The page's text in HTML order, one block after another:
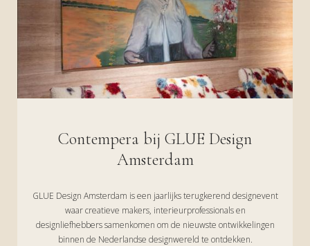
Contempera bij GLUE Design
Amsterdam
GLUE Design Amsterdam is een jaarlijks terugkerend designevent
waar creatieve makers, interieurprofessionals en
designliefhebbers samenkomen om de nieuwste ontwikkelingen
binnen de Nederlandse designwereld te ontdekken.